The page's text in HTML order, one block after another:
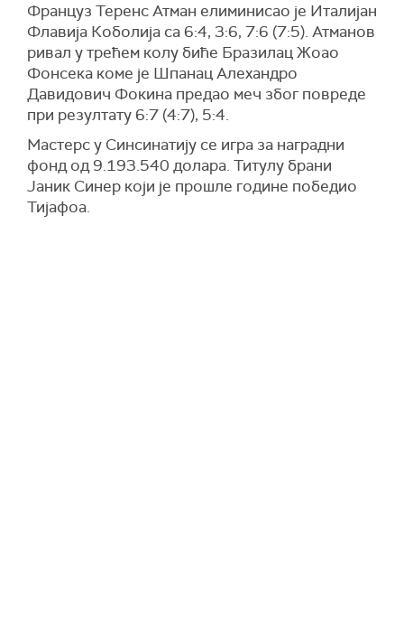
Француз Теренс Атман елиминисао је Италијан
Флавија Коболија са 6:4, 3:6, 7:6 (7:5). Атманов
ривал у трећем колу биће Бразилац Жоао
Фонсека коме је Шпанац Алехандро
Давидович Фокина предао меч због повреде
при резултату 6:7 (4:7), 5:4.
Мастерс у Синсинатију се игра за наградни
фонд од 9.193.540 долара. Титулу брани
Јаник Синер који је прошле године победио
Тијафоа.